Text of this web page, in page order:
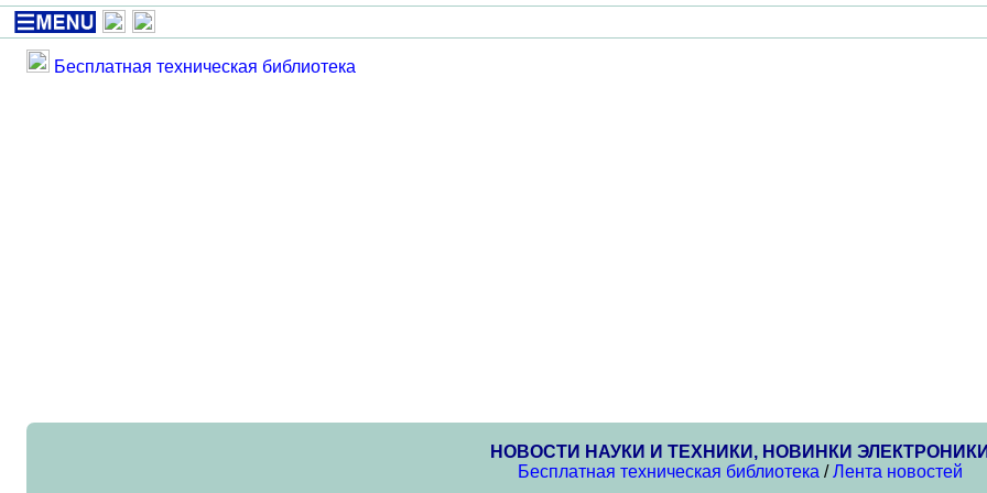
Бесплатная техническая библиотека
НОВОСТИ НАУКИ И ТЕХНИКИ, НОВИНКИ
Бесплатная техническая библиотека /Лента новостей